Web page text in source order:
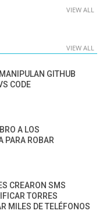
VIEW ALL
VIEW ALL
GITHUB
CODE
A LOS
PARA ROBAR
CREARON SMS
TORRES
MILES DE TELÉFONOS